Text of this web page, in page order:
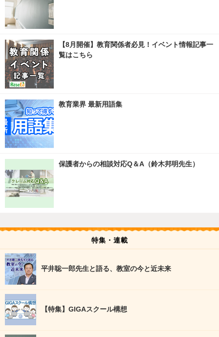
【8月開催】教育関係者必見！イベント情報記事一
覧はこちら
教育業界 最新用語集
保護者からの相談対応Q＆A（鈴木邦明先生）
特集・連載
平井聡一郎先生と語る、教室の今と近未来
【特集】GIGAスクール構想